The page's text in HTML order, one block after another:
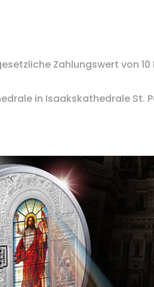
Zahlungswert von 10
in Isaakskathedrale St.